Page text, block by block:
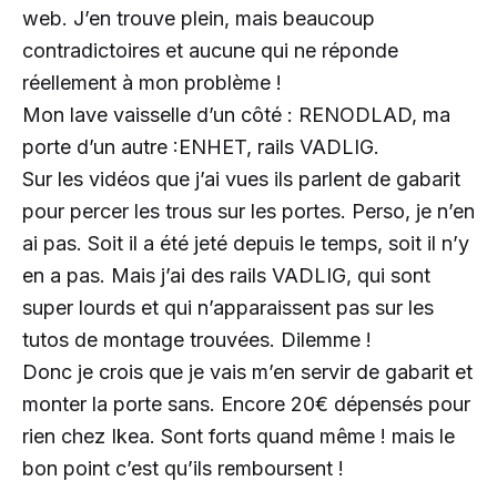
web. J’en trouve plein, mais beaucoup
contradictoires et aucune qui ne réponde
réellement à mon problème !
Mon lave vaisselle d’un côté : RENODLAD, ma
porte d’un autre :ENHET, rails VADLIG.
Sur les vidéos que j’ai vues ils parlent de gabarit
pour percer les trous sur les portes. Perso, je n’en
ai pas. Soit il a été jeté depuis le temps, soit il n’y
en a pas. Mais j’ai des rails VADLIG, qui sont
super lourds et qui n’apparaissent pas sur les
tutos de montage trouvées. Dilemme !
Donc je crois que je vais m’en servir de gabarit et
monter la porte sans. Encore 20€ dépensés pour
rien chez Ikea. Sont forts quand même ! mais le
bon point c’est qu’ils remboursent !